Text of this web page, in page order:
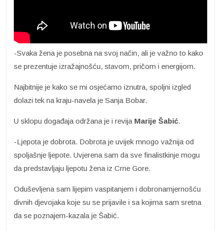
-Svaka žena je posebna na svoj način, ali je važno to kako
se prezentuje izražajnošću, stavom, pričom i energijom.
Najbitnije je kako se mi osjećamo iznutra, spoljni izgled
dolazi tek na kraju-navela je Sanja Bobar.
U sklopu događaja održana je i revija Marije Šabić.
-Ljepota je dobrota. Dobrota je uvijek mnogo važnija od
spoljašnje ljepote. Uvjerena sam da sve finalistkinje mogu
da predstavljaju ljepotu žena iz Crne Gore.
Oduševljena sam lijepim vaspitanjem i dobronamjernošću
divnih djevojaka koje su se prijavile i sa kojima sam sretna
da se poznajem-kazala je Šabić.